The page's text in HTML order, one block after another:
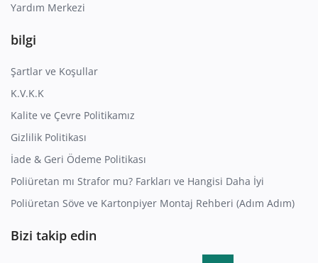
Yardım Merkezi
bilgi
Şartlar ve Koşullar
K.V.K.K
Kalite ve Çevre Politikamız
Gizlilik Politikası
İade & Geri Ödeme Politikası
Poliüretan mı Strafor mu? Farkları ve Hangisi Daha İyi
Poliüretan Söve ve Kartonpiyer Montaj Rehberi (Adım Adım)
Bizi takip edin